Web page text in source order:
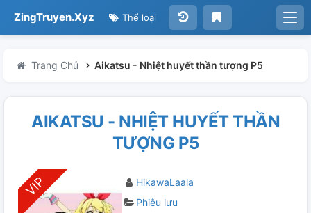
ZingTruyen.Xyz Thể loại
Trang Chủ Aikatsu - Nhiệt huyết thần tượng P5
AIKATSU - NHIỆT HUYẾT THẦN
TƯỢNG P5
HikawaLaala
Phiêu lưu